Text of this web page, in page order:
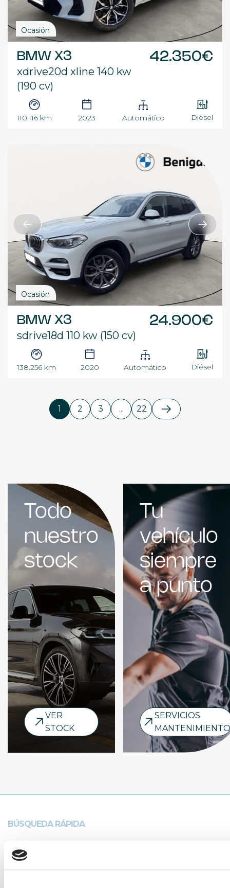
Ocasión
BMW X3
xdrive20d xline 140 kw
(190 cv)
42.350€
110.116 km 2023 Automático Diésel
Ocasión
BMW X3
sdrive18d 110 kw (150 cv)
24.900€
138.256 km 2020 Automático Diésel
1 2 3 ... 22
Todo
nuestro
stock
VER
STOCK
Tu
vehículo
siempre
a punto
SERVICIOS
MANTENIMIENTO
BÚSQUEDA RÁPIDA
Marcas
Encuentra tu vehículo entre nuestras